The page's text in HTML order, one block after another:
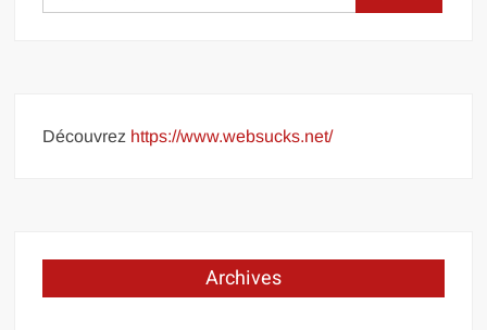
Découvrez https://www.websucks.net/
Archives